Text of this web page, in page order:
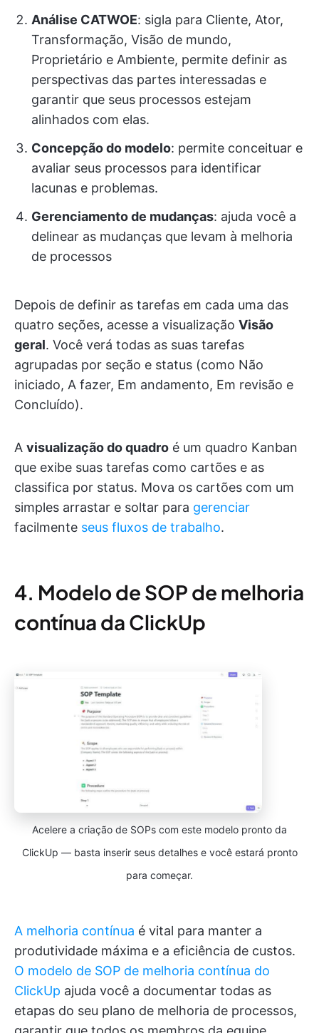
Análise CATWOE: sigla para Cliente, Ator,
Transformação, Visão de mundo,
Proprietário e Ambiente, permite definir as
perspectivas das partes interessadas e
garantir que seus processos estejam
alinhados com elas.
Concepção do modelo: permite conceituar e
avaliar seus processos para identificar
lacunas e problemas.
Gerenciamento de mudanças: ajuda você a
delinear as mudanças que levam à melhoria
de processos
Depois de definir as tarefas em cada uma das
quatro seções, acesse a visualização Visão
geral. Você verá todas as suas tarefas
agrupadas por seção e status (como Não
iniciado, A fazer, Em andamento, Em revisão e
Concluído).
A visualização do quadro é um quadro Kanban
que exibe suas tarefas como cartões e as
classifica por status. Mova os cartões com um
simples arrastar e soltar para gerenciar
facilmente seus fluxos de trabalho.
4. Modelo de SOP de melhoria
contínua da ClickUp
Acelere a criação de SOPs com este modelo pronto da
ClickUp — basta inserir seus detalhes e você estará pronto
para começar.
A melhoria contínua é vital para manter a
produtividade máxima e a eficiência de custos.
O modelo de SOP de melhoria contínua do
ClickUp ajuda você a documentar todas as
etapas do seu plano de melhoria de processos,